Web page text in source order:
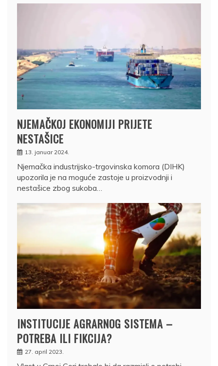
NJEMAČKOJ EKONOMIJI PRIJETE
NESTAŠICE
13. januar 2024.
Njemačka industrijsko-trgovinska komora (DIHK)
upozorila je na moguće zastoje u proizvodnji i
nestašice zbog sukoba…
INSTITUCIJE AGRARNOG SISTEMA –
POTREBA ILI FIKCIJA?
27. april 2023.